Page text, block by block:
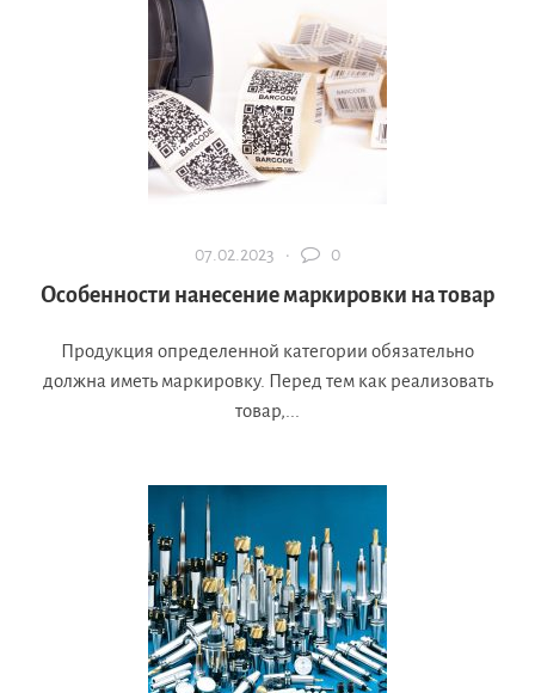
07.02.2023 · 0
Особенности нанесение маркировки на товар
Продукция определенной категории обязательно
должна иметь маркировку. Перед тем как реализовать
товар,...